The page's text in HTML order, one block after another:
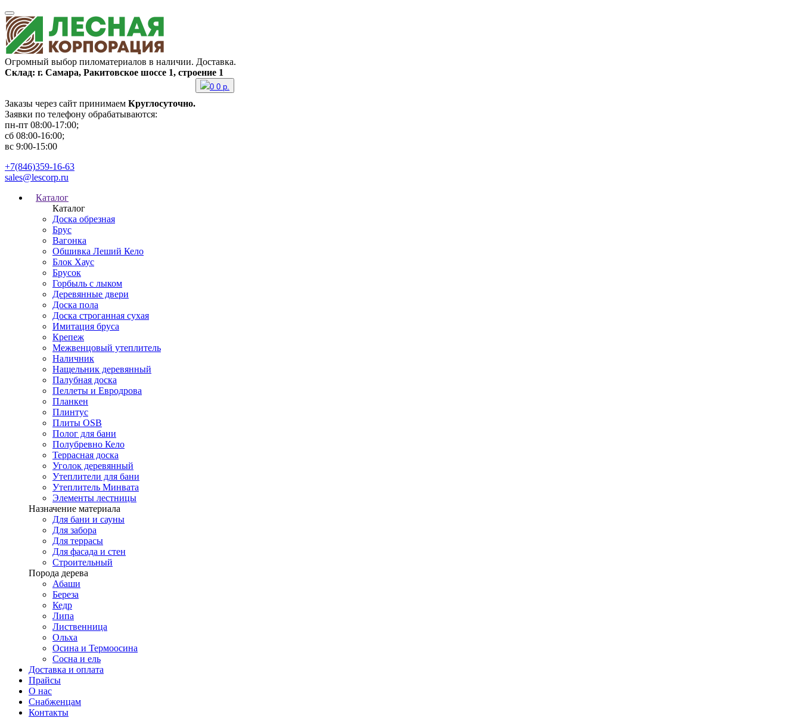
Огромный выбор пиломатериалов в наличии. Доставка.
Склад: г. Самара, Ракитовское шоссе 1, строение 1
Заказы через сайт принимаем Круглосуточно.
Заявки по телефону обрабатываются:
пн-пт 08:00-17:00;
сб 08:00-16:00;
вс 9:00-15:00
0 0 р.
+7(846)359-16-63
sales@lescorp.ru
Каталог
Каталог
Доска обрезная
Брус
Вагонка
Обшивка Леший Кело
Блок Хаус
Брусок
Горбыль с лыком
Деревянные двери
Доска пола
Доска строганная сухая
Имитация бруса
Крепеж
Межвенцовый утеплитель
Наличник
Нащельник деревянный
Палубная доска
Пеллеты и Евродрова
Планкен
Плинтус
Плиты OSB
Полог для бани
Полубревно Кело
Террасная доска
Уголок деревянный
Утеплители для бани
Утеплитель Минвата
Элементы лестницы
Назначение материала
Для бани и сауны
Для забора
Для террасы
Для фасада и стен
Строительный
Порода дерева
Абаши
Береза
Кедр
Липа
Лиственница
Ольха
Осина и Термоосина
Сосна и ель
Доставка и оплата
Прайсы
О нас
Снабженцам
Контакты